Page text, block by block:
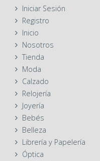
Iniciar Sesión
Registro
Inicio
Nosotros
Tienda
Moda
Calzado
Relojería
Joyería
Bebés
Belleza
Librería y Papelería
Óptica